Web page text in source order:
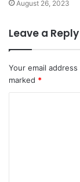
August 26, 2023
Leave a Reply
Your email
marked *